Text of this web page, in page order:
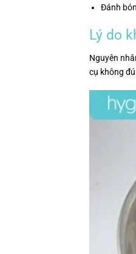
Đánh
Lý do
Nguyên
cụ không